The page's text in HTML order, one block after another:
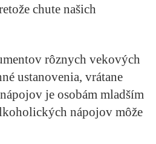
chute našich
rôznych vekových
ustanovenia, vrátane
je osobám mladším
nápojov môže